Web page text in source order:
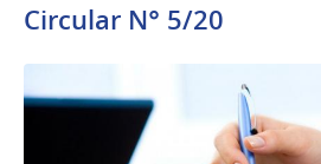
Circular N° 5/20